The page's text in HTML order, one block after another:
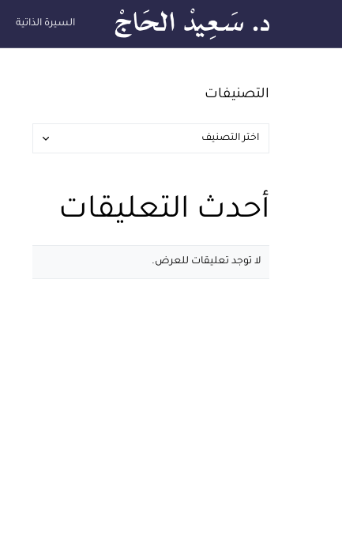
السيرة الذاتية
التصنيفات
أحدث التعليقات
لا توجد تعليقات للعرض.